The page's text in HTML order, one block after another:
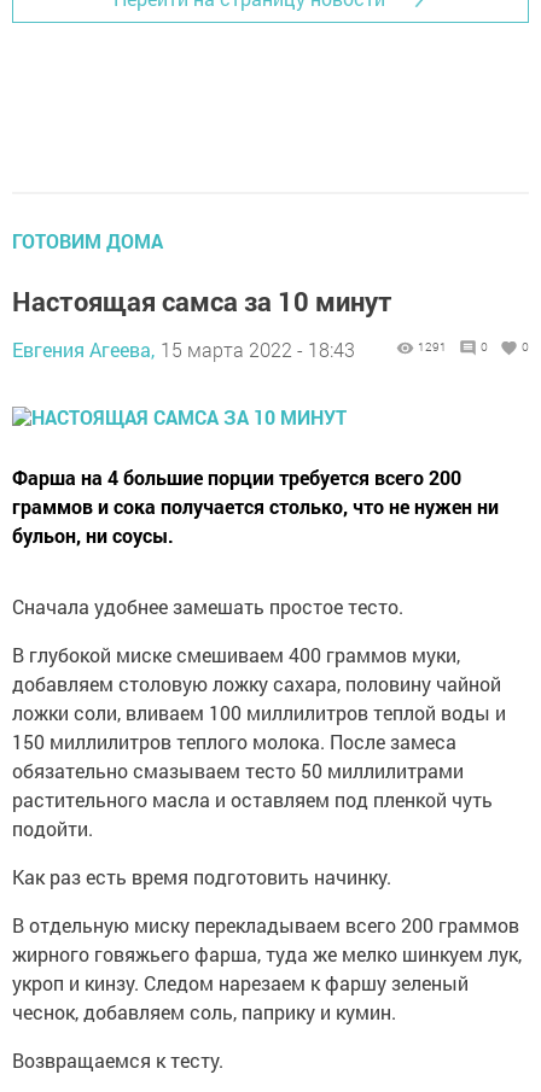
ГОТОВИМ ДОМА
Настоящая самса за 10 минут
Евгения Агеева, 15 марта 2022 - 18:43 1291 0 0
Фарша на 4 большие порции требуется всего 200
граммов и сока получается столько, что не нужен ни
бульон, ни соусы.
Сначала удобнее замешать простое тесто.
В глубокой миске смешиваем 400 граммов муки,
добавляем столовую ложку сахара, половину чайной
ложки соли, вливаем 100 миллилитров теплой воды и
150 миллилитров теплого молока. После замеса
обязательно смазываем тесто 50 миллилитрами
растительного масла и оставляем под пленкой чуть
подойти.
Как раз есть время подготовить начинку.
В отдельную миску перекладываем всего 200 граммов
жирного говяжьего фарша, туда же мелко шинкуем лук,
укроп и кинзу. Следом нарезаем к фаршу зеленый
чеснок, добавляем соль, паприку и кумин.
Возвращаемся к тесту.